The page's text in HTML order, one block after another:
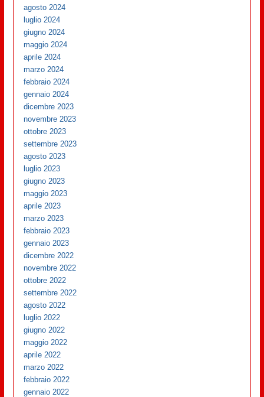
agosto 2024
luglio 2024
giugno 2024
maggio 2024
aprile 2024
marzo 2024
febbraio 2024
gennaio 2024
dicembre 2023
novembre 2023
ottobre 2023
settembre 2023
agosto 2023
luglio 2023
giugno 2023
maggio 2023
aprile 2023
marzo 2023
febbraio 2023
gennaio 2023
dicembre 2022
novembre 2022
ottobre 2022
settembre 2022
agosto 2022
luglio 2022
giugno 2022
maggio 2022
aprile 2022
marzo 2022
febbraio 2022
gennaio 2022